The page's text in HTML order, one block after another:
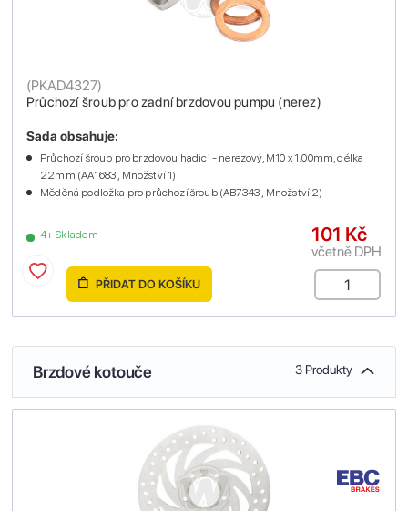
Průchozí šroub pro zadní brzdovou pumpu (nerez)
(PKAD4327)
4+ Skladem
Sada obsahuje:
Průchozí šroub pro brzdovou hadici - nerezový, M10 x 1.00mm, délka
22mm (AA1683 , Množství 1)
Měděná podložka pro průchozí šroub (AB7343 , Množství 2)
101 Kč
včetně DPH
PŘIDAT DO KOŠÍKU
Brzdové kotouče 3 Produkty